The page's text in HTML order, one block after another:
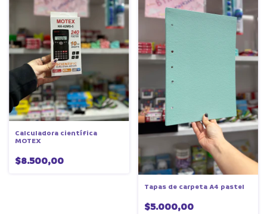
Calculadora científica
MOTEX
$8.500,00
Tapas de carpeta A4 pastel
$5.000,00